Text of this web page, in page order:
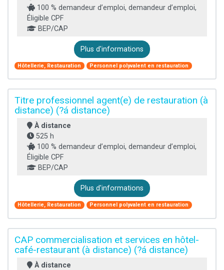
100 % demandeur d’emploi, demandeur d’emploi,
Éligible CPF
BEP/CAP
Plus d'informations
Hôtellerie, Restauration Personnel polyvalent en restauration
Titre professionnel agent(e) de restauration (à
distance) (?á distance)
À distance
525 h
100 % demandeur d’emploi, demandeur d’emploi,
Éligible CPF
BEP/CAP
Plus d'informations
Hôtellerie, Restauration Personnel polyvalent en restauration
CAP commercialisation et services en hôtel-
café-restaurant (à distance) (?á distance)
À distance